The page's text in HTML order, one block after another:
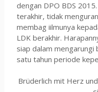
dengan DPO BDS
terakhir, tidak
membag iilmunya
LDK berakhir.
siap dalam mengarungi
satu tahun periode
Brüderlich mit Herz